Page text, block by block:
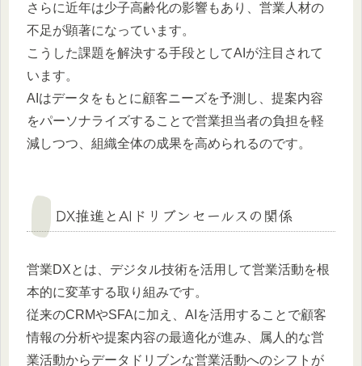
さらに近年は少子高齢化の影響もあり、営業人材の
不足が顕著になっています。
こうした課題を解決する手段としてAIが注目されて
います。
AIはデータをもとに顧客ニーズを予測し、提案内容
をパーソナライズすることで営業担当者の負担を軽
減しつつ、組織全体の成果を高められるのです。
DX推進とAIドリブンセールスの関係
営業DXとは、デジタル技術を活用して営業活動を根
本的に変革する取り組みです。
従来のCRMやSFAに加え、AIを活用することで顧客
情報の分析や提案内容の最適化が進み、属人的な営
業活動からデータドリブンな営業活動へのシフトが